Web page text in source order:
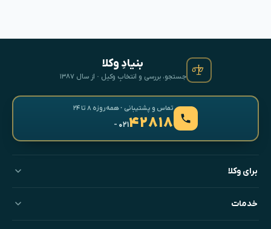
بنیادِ وکلا
جستجو، بررسی و انتخابِ وکیل · از سال ۱۳۸۷
تماس و پشتیبانی · همه‌روزه ۸ تا ۲۴
۴۲۸۱۸- ۰۲۱
برای وکلا
خدمات